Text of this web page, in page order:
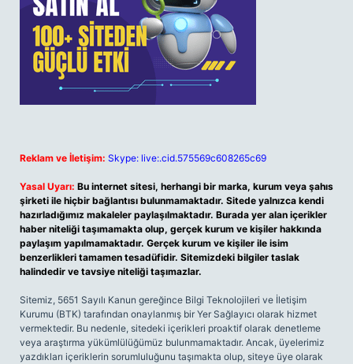
Reklam ve İletişim: Skype: live:.cid.575569c608265c69
Yasal Uyarı: Bu internet sitesi, herhangi bir marka, kurum veya şahıs
şirketi ile hiçbir bağlantısı bulunmamaktadır. Sitede yalnızca kendi
hazırladığımız makaleler paylaşılmaktadır. Burada yer alan içerikler
haber niteliği taşımamakta olup, gerçek kurum ve kişiler hakkında
paylaşım yapılmamaktadır. Gerçek kurum ve kişiler ile isim
benzerlikleri tamamen tesadüfidir. Sitemizdeki bilgiler taslak
halindedir ve tavsiye niteliği taşımazlar.
Sitemiz, 5651 Sayılı Kanun gereğince Bilgi Teknolojileri ve İletişim
Kurumu (BTK) tarafından onaylanmış bir Yer Sağlayıcı olarak hizmet
vermektedir. Bu nedenle, sitedeki içerikleri proaktif olarak denetleme
veya araştırma yükümlülüğümüz bulunmamaktadır. Ancak, üyelerimiz
yazdıkları içeriklerin sorumluluğunu taşımakta olup, siteye üye olarak